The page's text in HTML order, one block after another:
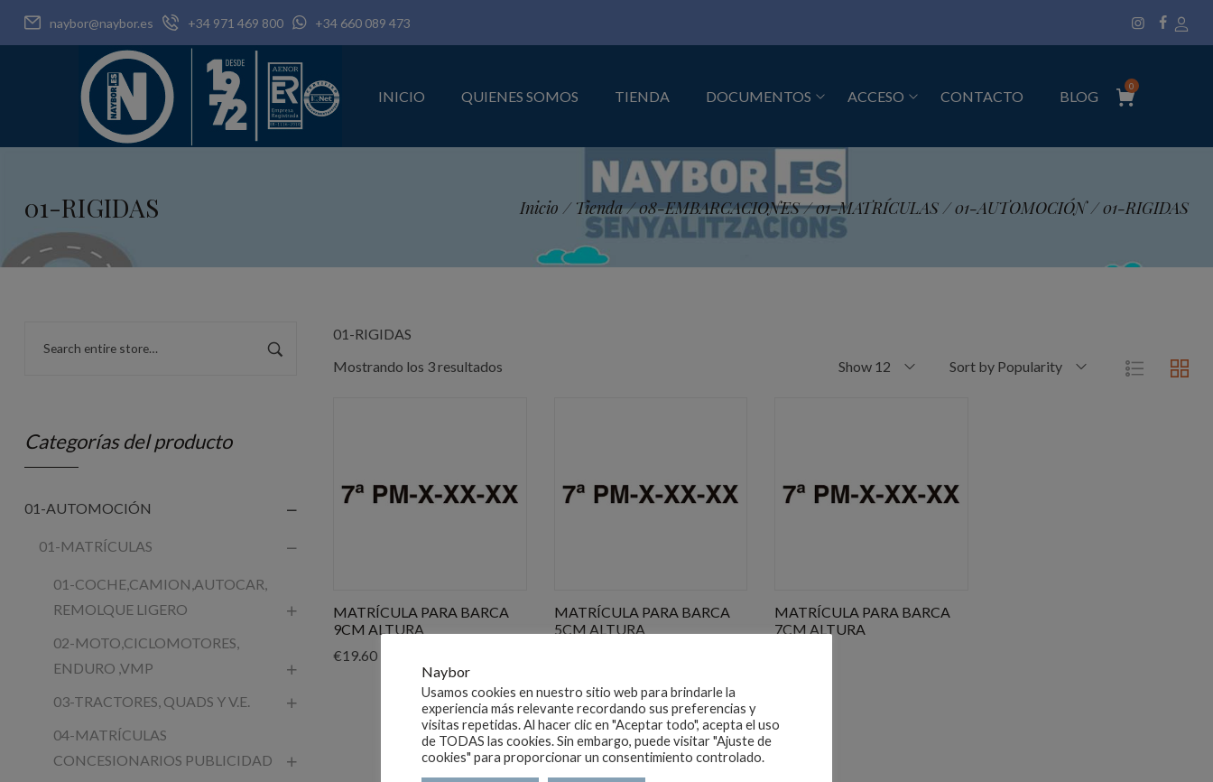
naybor@naybor.es +34 971 469 800 +34 660 089 473
INICIO QUIENES SOMOS TIENDA DOCUMENTOS ACCESO CONTACTO BLOG
0
01-RIGIDAS Inicio / Tienda / 08-EMBARCACIONES / 01-MATRÍCULAS / 01-AUTOMOCIÓN / 01-RIGIDAS
Categorías del producto
01-AUTOMOCIÓN
01-MATRÍCULAS
01-COCHE,CAMION,AUTOCAR,
REMOLQUE LIGERO
02-MOTO,CICLOMOTORES,
ENDURO ,VMP
03-TRACTORES, QUADS Y V.E.
04-MATRÍCULAS
CONCESIONARIOS PUBLICIDAD
01-RIGIDAS
Mostrando los 3 resultados
Show 12 Sort by Popularity
MATRÍCULA PARA BARCA
9CM ALTURA
€19.60
MATRÍCULA PARA BARCA
5CM ALTURA
MATRÍCULA PARA BARCA
7CM ALTURA
Naybor
Usamos cookies en nuestro sitio web para brindarle la
experiencia más relevante recordando sus preferencias y
visitas repetidas. Al hacer clic en "Aceptar todo", acepta el uso
de TODAS las cookies. Sin embargo, puede visitar "Ajuste de
cookies" para proporcionar un consentimiento controlado.